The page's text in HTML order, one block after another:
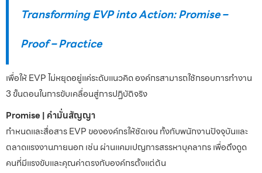
Transforming EVP into Action: Promise –
Proof – Practice
เพื่อให้ EVP ไม่หยุดอยู่แค่ระดับแนวคิด องค์กรสามารถใช้กรอบการทำงาน
3 ขั้นตอนในการขับเคลื่อนสู่การปฏิบัติจริง
Promise | คำมั่นสัญญา
กำหนดและสื่อสาร EVP ขององค์กรให้ชัดเจน ทั้งกับพนักงานปัจจุบันและ
ตลาดแรงงานภายนอก เช่น ผ่านแคมเปญการสรรหาบุคลากร เพื่อดึงดูด
คนที่มีแรงขับและคุณค่าตรงกับองค์กรตั้งแต่ต้น